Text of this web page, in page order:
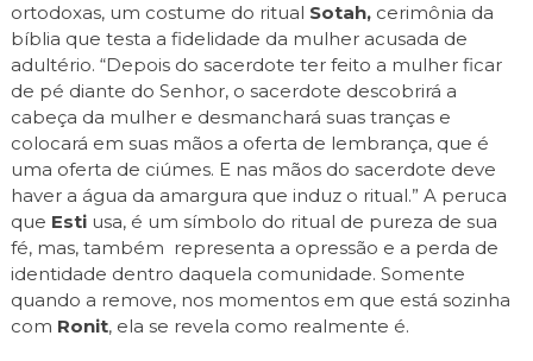
ortodoxas, um costume do ritual Sotah,cerimônia da
bíblia que testa a fidelidade da mulher acusada de
adultério. “Depois do sacerdote ter feito a mulher ficar
de pé diante do Senhor, o sacerdote descobrirá a
cabeça da mulher e desmanchará suas tranças e
colocará em suas mãos a oferta de lembrança, que é
uma oferta de ciúmes. E nas mãos do sacerdote deve
haver a água da amargura que induz o ritual.” A peruca
que Estiusa, é um símbolo do ritual de pureza de sua
fé, mas, também representa a opressão e a perda de
identidade dentro daquela comunidade. Somente
quando a remove, nos momentos em que está sozinha
com Ronit, ela se revela como realmente é.